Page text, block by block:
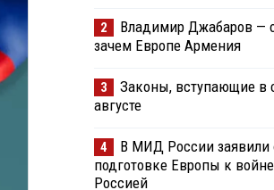
2
Владимир Джабаров —
зачем Европе Армения
3
Законы, вступающие в
августе
4
В МИД России заявили
подготовке Европы к
Россией